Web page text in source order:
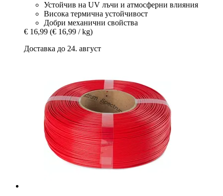
Устойчив на UV лъчи и атмосферни влияния
Висока термична устойчивост
Добри механични свойства
€ 16,99 (€ 16,99 / kg)
Доставка до 24. август